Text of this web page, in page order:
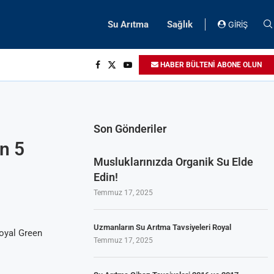
Su Arıtma Sağlık GİRİŞ
HABER BÜLTENİ ABONE OLUN
5
Green
Son Gönderiler
Musluklarınızda Organik Su Elde
Edin!
Temmuz 17, 2025
Uzmanların Su Arıtma Tavsiyeleri Royal
Temmuz 17, 2025